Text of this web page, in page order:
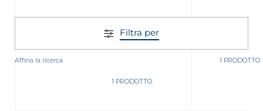
Filtra per
Affina la ricerca 1 PRODOTTO
1 PRODOTTO